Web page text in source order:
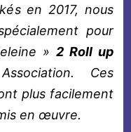
en 2017, nous
pour
» 2 Roll up
Ces
plus facilement
en œuvre.